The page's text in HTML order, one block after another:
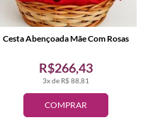
COMPRAR
3x de R$ 88,81
R$266,43
Cesta Abençoada Mãe Com Rosas